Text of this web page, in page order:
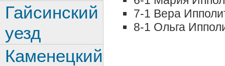
7-1 Вера
8-1 Ольга
Гайсинский
уезд
Каменецкий